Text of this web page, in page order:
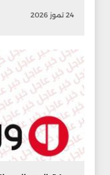
24 تموز 2026